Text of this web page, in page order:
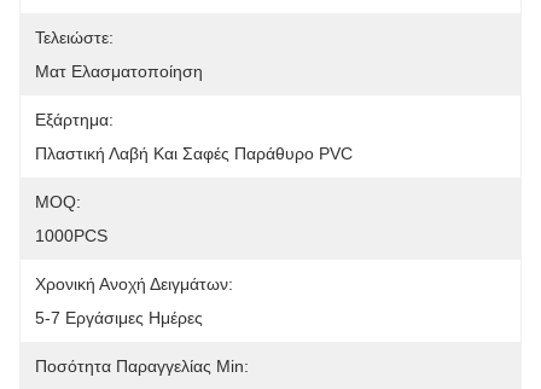
Τελειώστε:
Ματ Ελασματοποίηση
Εξάρτημα:
Πλαστική Λαβή Και Σαφές Παράθυρο PVC
MOQ:
1000PCS
Χρονική Ανοχή Δειγμάτων:
5-7 Εργάσιμες Ημέρες
Ποσότητα Παραγγελίας Min: